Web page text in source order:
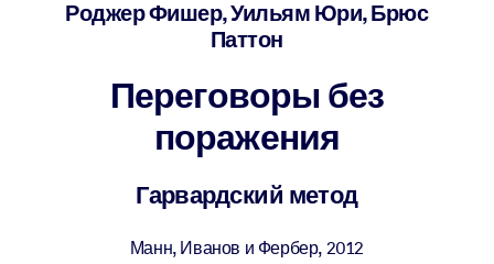
Для LMS/LXP
Интегрируйте краткие проверенные знания в вашу LMS/LXP для
лучших результатов обучения.
Для корпоративных библиотек
Обогатите корпоративную библиотеку надежными и готовыми к
Роджер Фишер, Уильям Юри, Брюс
Паттон
Переговоры без
поражения
Гарвардский метод
Манн, Иванов и Фербер, 2012